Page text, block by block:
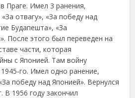
Праге. Имел 3 ранения,
отвагу», «За победу над
Будапешта», «За
После этого был переведен на
части, которая
с Японией. Там войну
го. Имел одно ранение,
победу над Японией». Вернулся
В 1956 году закончил